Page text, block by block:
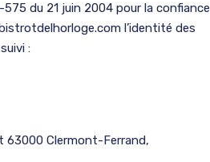
575 du 21 juin 2004 pour la confiance
l’identité des
:
63000 Clermont-Ferrand,